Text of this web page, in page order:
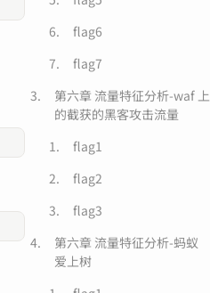
flag6
flag7
第六章 流量特征分析-waf 上
的截获的黑客攻击流量
flag1
flag2
flag3
第六章 流量特征分析-蚂蚁
爱上树